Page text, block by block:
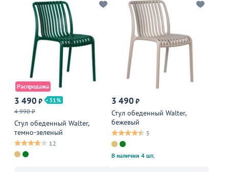
Распродажа
3 490 ₽
31
4 990 ₽
Стул обеденный Walter,
темно-зеленый
12
3 490 ₽
Стул обеденный Walter,
бежевый
5
В наличии 4 шт.